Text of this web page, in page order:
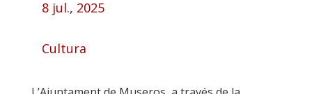
8 jul., 2025
Cultura